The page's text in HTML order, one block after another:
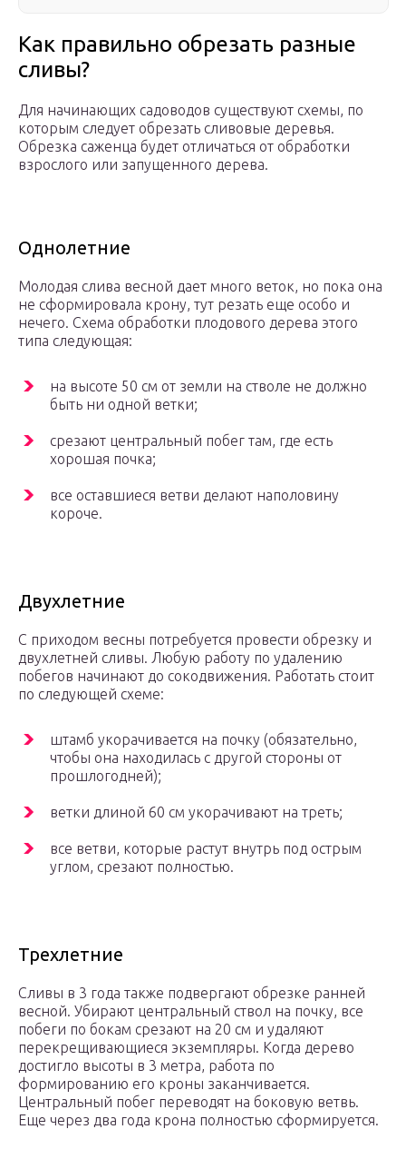
Как правильно обрезать разные
сливы?
Для начинающих садоводов существуют схемы, по
которым следует обрезать сливовые деревья.
Обрезка саженца будет отличаться от обработки
взрослого или запущенного дерева.
Однолетние
Молодая слива весной дает много веток, но пока она
не сформировала крону, тут резать еще особо и
нечего. Схема обработки плодового дерева этого
типа следующая:
на высоте 50 см от земли на стволе не должно
быть ни одной ветки;
срезают центральный побег там, где есть
хорошая почка;
все оставшиеся ветви делают наполовину
короче.
Двухлетние
С приходом весны потребуется провести обрезку и
двухлетней сливы. Любую работу по удалению
побегов начинают до сокодвижения. Работать стоит
по следующей схеме:
штамб укорачивается на почку (обязательно,
чтобы она находилась с другой стороны от
прошлогодней);
ветки длиной 60 см укорачивают на треть;
все ветви, которые растут внутрь под острым
углом, срезают полностью.
Трехлетние
Сливы в 3 года также подвергают обрезке ранней
весной. Убирают центральный ствол на почку, все
побеги по бокам срезают на 20 см и удаляют
перекрещивающиеся экземпляры. Когда дерево
достигло высоты в 3 метра, работа по
формированию его кроны заканчивается.
Центральный побег переводят на боковую ветвь.
Еще через два года крона полностью сформируется.